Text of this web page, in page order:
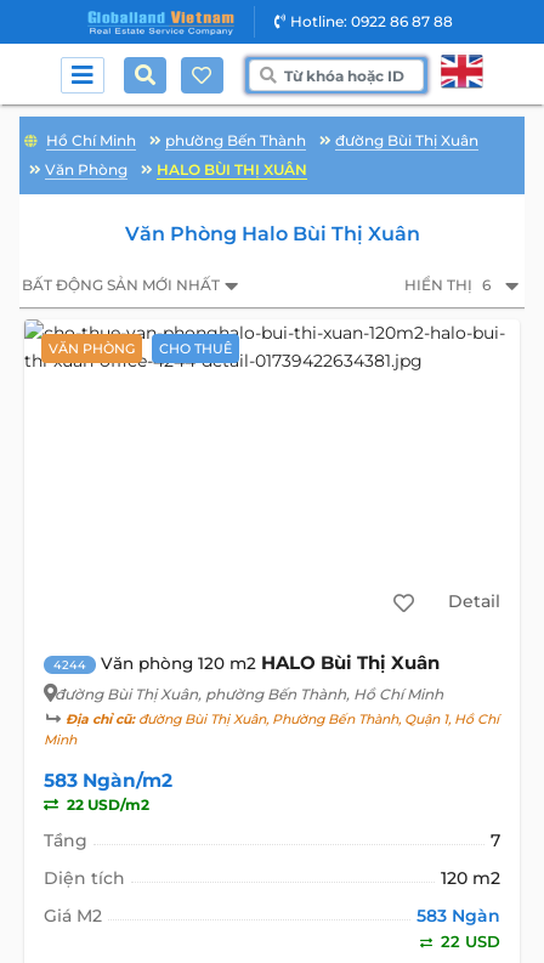
Hotline: 0922 86 87 88
Hồ Chí Minh phường Bến Thành
đường Bùi Thị Xuân
Văn Phòng
HALO BÙI THỊ XUÂN
Văn Phòng Halo Bùi Thị Xuân
BẤT ĐỘNG SẢN MỚI NHẤT HIỂN THỊ 6
VĂN PHÒNG CHO THUÊ
Detail
4244 Văn phòng 120 m2 HALO Bùi Thị Xuân
đường Bùi Thị Xuân, phường Bến Thành, Hồ Chí Minh
Địa chỉ cũ:đường Bùi Thị Xuân, Phường Bến Thành, Quận 1, Hồ Chí
Minh
583 Ngàn/m2
22 USD/m2
Tầng
7
Diện tích
120 m2
Giá M2
583 Ngàn
22 USD